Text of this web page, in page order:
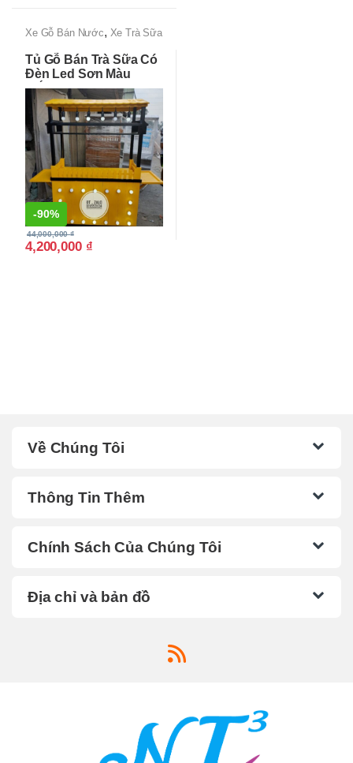
Xe Gỗ Bán Nước, Xe Trà Sữa
Xưởng
Tủ Gỗ Bán Trà Sữa Có
Đèn Led Sơn Màu
Trắng Đen
-90%
4,200,000 ₫
44,000,000₫
Về Chúng Tôi
Thông Tin Thêm
Chính Sách Của Chúng Tôi
Địa chỉ và bản đồ